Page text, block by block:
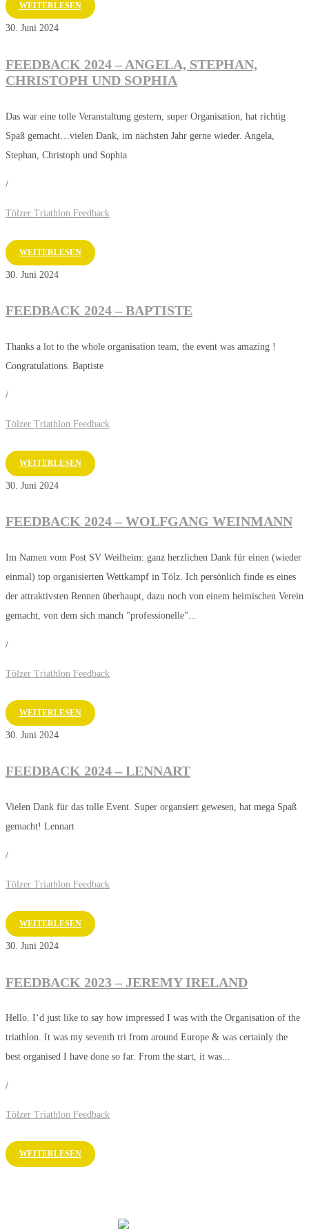
WEITERLESEN
30. Juni 2024
FEEDBACK 2024 – ANGELA, STEPHAN,
CHRISTOPH UND SOPHIA
Das war eine tolle Veranstaltung gestern, super Organisation, hat richtig
Spaß gemacht…vielen Dank, im nächsten Jahr gerne wieder. Angela,
Stephan, Christoph und Sophia
/
Tölzer Triathlon Feedback
WEITERLESEN
30. Juni 2024
FEEDBACK 2024 – BAPTISTE
Thanks a lot to the whole organisation team, the event was amazing !
Congratulations. Baptiste
/
Tölzer Triathlon Feedback
WEITERLESEN
30. Juni 2024
FEEDBACK 2024 – WOLFGANG WEINMANN
Im Namen vom Post SV Weilheim: ganz herzlichen Dank für einen (wieder
einmal) top organisierten Wettkampf in Tölz. Ich persönlich finde es eines
der attraktivsten Rennen überhaupt, dazu noch von einem heimischen Verein
gemacht, von dem sich manch "professionelle"...
/
Tölzer Triathlon Feedback
WEITERLESEN
30. Juni 2024
FEEDBACK 2024 – LENNART
Vielen Dank für das tolle Event. Super organsiert gewesen, hat mega Spaß
gemacht! Lennart
/
Tölzer Triathlon Feedback
WEITERLESEN
30. Juni 2024
FEEDBACK 2023 – JEREMY IRELAND
Hello. I‘d just like to say how impressed I was with the Organisation of the
triathlon. It was my seventh tri from around Europe & was certainly the
best organised I have done so far. From the start, it was...
/
Tölzer Triathlon Feedback
WEITERLESEN